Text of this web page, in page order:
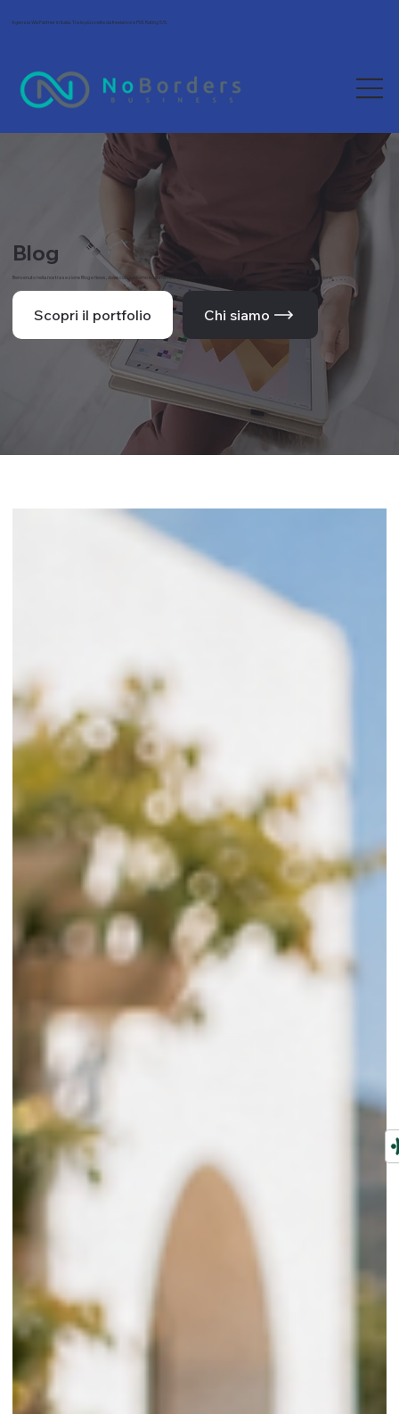
Agenzia Wix Partner in Italia. Tra le più scelte da freelance e PMI. Rating 5/5.
Blog
Benvenuto nella nostra sezione Blog e News, dove condividiamo le ultime novità, tendenze e approfondimenti dal mondo del web e della comunicazione.
Scopri il portfolio Chi siamo